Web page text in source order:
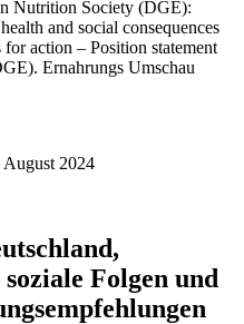
Nutrition Society (DGE):
and social consequences
action – Position statement
Ernahrungs Umschau
August 2024
Folgen und